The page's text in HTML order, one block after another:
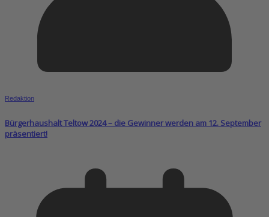
Redaktion
Bürgerhaushalt Teltow 2024 – die Gewinner werden am 12. September
präsentiert!